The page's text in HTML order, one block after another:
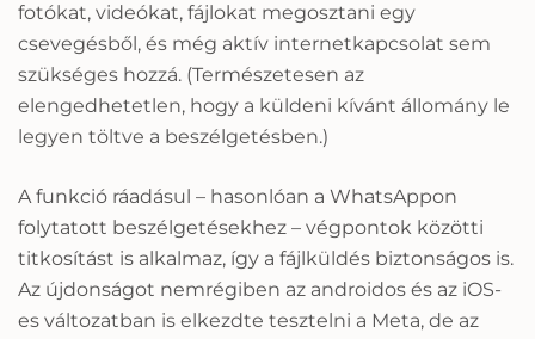
fotókat, videókat, fájlokat megosztani egy
csevegésből, és még aktív internetkapcsolat sem
szükséges hozzá. (Természetesen az
elengedhetetlen, hogy a küldeni kívánt állomány le
legyen töltve a beszélgetésben.)
A funkció ráadásul – hasonlóan a WhatsAppon
folytatott beszélgetésekhez – végpontok közötti
titkosítást is alkalmaz, így a fájlküldés biztonságos is.
Az újdonságot nemrégiben az androidos és az iOS-
es változatban is elkezdte tesztelni a Meta, de az